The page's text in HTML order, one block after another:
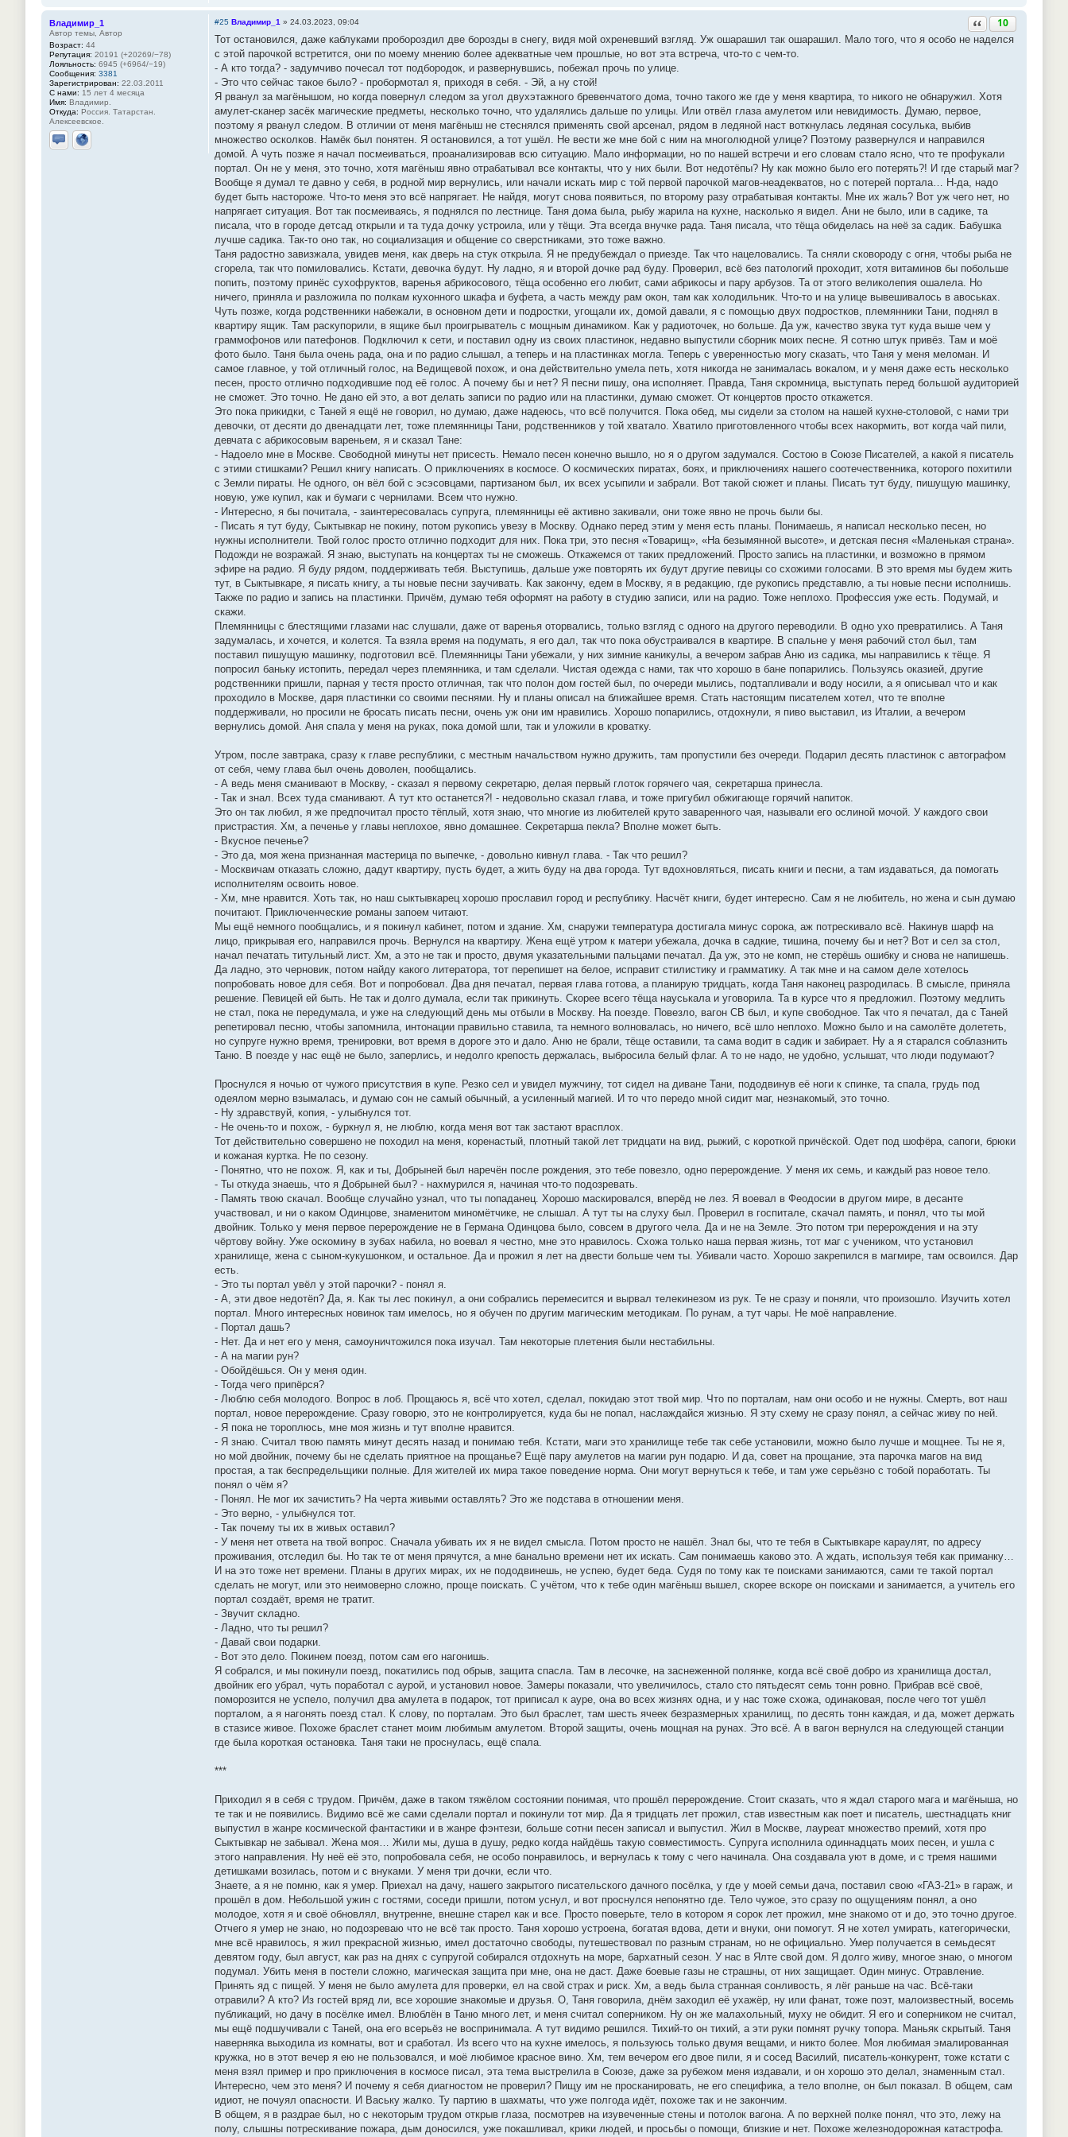
Владимир_1
Автор темы, Автор
Возраст: 44
Репутация: 20191 (+20269/−78)
Лояльность: 6945 (+6964/−19)
Сообщения: 3381
Зарегистрирован: 22.03.2011
С нами: 15 лет 4 месяца
Имя: Владимир.
Откуда: Россия. Татарстан.
Алексеевское.
Отправить личное сообщение
Сайт
Ответить с цитатой
10
#25 Владимир_1 » 24.03.2023, 09:04
Тот остановился, даже каблуками пробороздил две борозды в снегу, видя мой охреневший взгляд. Уж ошарашил так ошарашил. Мало того, что я особо не наделся
с этой парочкой встретится, они по моему мнению более адекватные чем прошлые, но вот эта встреча, что-то с чем-то.
- А кто тогда? - задумчиво почесал тот подбородок, и развернувшись, побежал прочь по улице.
- Это что сейчас такое было? - пробормотал я, приходя в себя. - Эй, а ну стой!
Я рванул за магёнышом, но когда повернул следом за угол двухэтажного бревенчатого дома, точно такого же где у меня квартира, то никого не обнаружил. Хотя
амулет-сканер засёк магические предметы, несколько точно, что удалялись дальше по улицы. Или отвёл глаза амулетом или невидимость. Думаю, первое,
поэтому я рванул следом. В отличии от меня магёныш не стеснялся применять свой арсенал, рядом в ледяной наст воткнулась ледяная сосулька, выбив
множество осколков. Намёк был понятен. Я остановился, а тот ушёл. Не вести же мне бой с ним на многолюдной улице? Поэтому развернулся и направился
домой. А чуть позже я начал посмеиваться, проанализировав всю ситуацию. Мало информации, но по нашей встречи и его словам стало ясно, что те профукали
портал. Он не у меня, это точно, хотя магёныш явно отрабатывал все контакты, что у них были. Вот недотёпы? Ну как можно было его потерять?! И где старый маг?
Вообще я думал те давно у себя, в родной мир вернулись, или начали искать мир с той первой парочкой магов-неадекватов, но с потерей портала… Н-да, надо
будет быть настороже. Что-то меня это всё напрягает. Не найдя, могут снова появиться, по второму разу отрабатывая контакты. Мне их жаль? Вот уж чего нет, но
напрягает ситуация. Вот так посмеиваясь, я поднялся по лестнице. Таня дома была, рыбу жарила на кухне, насколько я видел. Ани не было, или в садике, та
писала, что в городе детсад открыли и та туда дочку устроила, или у тёщи. Эта всегда внучке рада. Таня писала, что тёща обиделась на неё за садик. Бабушка
лучше садика. Так-то оно так, но социализация и общение со сверстниками, это тоже важно.
Таня радостно завизжала, увидев меня, как дверь на стук открыла. Я не предубеждал о приезде. Так что нацеловались. Та сняли сковороду с огня, чтобы рыба не
сгорела, так что помиловались. Кстати, девочка будут. Ну ладно, я и второй дочке рад буду. Проверил, всё без патологий проходит, хотя витаминов бы побольше
попить, поэтому принёс сухофруктов, варенья абрикосового, тёща особенно его любит, сами абрикосы и пару арбузов. Та от этого великолепия ошалела. Но
ничего, приняла и разложила по полкам кухонного шкафа и буфета, а часть между рам окон, там как холодильник. Что-то и на улице вывешивалось в авоськах.
Чуть позже, когда родственники набежали, в основном дети и подростки, угощали их, домой давали, я с помощью двух подростков, племянники Тани, поднял в
квартиру ящик. Там раскупорили, в ящике был проигрыватель с мощным динамиком. Как у радиоточек, но больше. Да уж, качество звука тут куда выше чем у
граммофонов или патефонов. Подключил к сети, и поставил одну из своих пластинок, недавно выпустили сборник моих песне. Я сотню штук привёз. Там и моё
фото было. Таня была очень рада, она и по радио слышал, а теперь и на пластинках могла. Теперь с уверенностью могу сказать, что Таня у меня меломан. И
самое главное, у той отличный голос, на Ведищевой похож, и она действительно умела петь, хотя никогда не занималась вокалом, и у меня даже есть несколько
песен, просто отлично подходившие под её голос. А почему бы и нет? Я песни пишу, она исполняет. Правда, Таня скромница, выступать перед большой аудиторией
не сможет. Это точно. Не дано ей это, а вот делать записи по радио или на пластинки, думаю сможет. От концертов просто откажется.
Это пока прикидки, с Таней я ещё не говорил, но думаю, даже надеюсь, что всё получится. Пока обед, мы сидели за столом на нашей кухне-столовой, с нами три
девочки, от десяти до двенадцати лет, тоже племянницы Тани, родственников у той хватало. Хватило приготовленного чтобы всех накормить, вот когда чай пили,
девчата с абрикосовым вареньем, я и сказал Тане:
- Надоело мне в Москве. Свободной минуты нет присесть. Немало песен конечно вышло, но я о другом задумался. Состою в Союзе Писателей, а какой я писатель
с этими стишками? Решил книгу написать. О приключениях в космосе. О космических пиратах, боях, и приключениях нашего соотечественника, которого похитили
с Земли пираты. Не одного, он вёл бой с эсэсовцами, партизаном был, их всех усыпили и забрали. Вот такой сюжет и планы. Писать тут буду, пишущую машинку,
новую, уже купил, как и бумаги с чернилами. Всем что нужно.
- Интересно, я бы почитала, - заинтересовалась супруга, племянницы её активно закивали, они тоже явно не прочь были бы.
- Писать я тут буду, Сыктывкар не покину, потом рукопись увезу в Москву. Однако перед этим у меня есть планы. Понимаешь, я написал несколько песен, но
нужны исполнители. Твой голос просто отлично подходит для них. Пока три, это песня «Товарищ», «На безымянной высоте», и детская песня «Маленькая страна».
Подожди не возражай. Я знаю, выступать на концертах ты не сможешь. Откажемся от таких предложений. Просто запись на пластинки, и возможно в прямом
эфире на радио. Я буду рядом, поддерживать тебя. Выступишь, дальше уже повторять их будут другие певицы со схожими голосами. В это время мы будем жить
тут, в Сыктывкаре, я писать книгу, а ты новые песни заучивать. Как закончу, едем в Москву, я в редакцию, где рукопись представлю, а ты новые песни исполнишь.
Также по радио и запись на пластинки. Причём, думаю тебя оформят на работу в студию записи, или на радио. Тоже неплохо. Профессия уже есть. Подумай, и
скажи.
Племянницы с блестящими глазами нас слушали, даже от варенья оторвались, только взгляд с одного на другого переводили. В одно ухо превратились. А Таня
задумалась, и хочется, и колется. Та взяла время на подумать, я его дал, так что пока обустраивался в квартире. В спальне у меня рабочий стол был, там
поставил пишущую машинку, подготовил всё. Племянницы Тани убежали, у них зимние каникулы, а вечером забрав Аню из садика, мы направились к тёще. Я
попросил баньку истопить, передал через племянника, и там сделали. Чистая одежда с нами, так что хорошо в бане попарились. Пользуясь оказией, другие
родственники пришли, парная у тестя просто отличная, так что полон дом гостей был, по очереди мылись, подтапливали и воду носили, а я описывал что и как
проходило в Москве, даря пластинки со своими песнями. Ну и планы описал на ближайшее время. Стать настоящим писателем хотел, что те вполне
поддерживали, но просили не бросать писать песни, очень уж они им нравились. Хорошо попарились, отдохнули, я пиво выставил, из Италии, а вечером
вернулись домой. Аня спала у меня на руках, пока домой шли, так и уложили в кроватку.
Утром, после завтрака, сразу к главе республики, с местным начальством нужно дружить, там пропустили без очереди. Подарил десять пластинок с автографом
от себя, чему глава был очень доволен, пообщались.
- А ведь меня сманивают в Москву, - сказал я первому секретарю, делая первый глоток горячего чая, секретарша принесла.
- Так и знал. Всех туда сманивают. А тут кто останется?! - недовольно сказал глава, и тоже пригубил обжигающе горячий напиток.
Это он так любил, я же предпочитал просто тёплый, хотя знаю, что многие из любителей круто заваренного чая, называли его ослиной мочой. У каждого свои
пристрастия. Хм, а печенье у главы неплохое, явно домашнее. Секретарша пекла? Вполне может быть.
- Вкусное печенье?
- Это да, моя жена признанная мастерица по выпечке, - довольно кивнул глава. - Так что решил?
- Москвичам отказать сложно, дадут квартиру, пусть будет, а жить буду на два города. Тут вдохновляться, писать книги и песни, а там издаваться, да помогать
исполнителям освоить новое.
- Хм, мне нравится. Хоть так, но наш сыктывкарец хорошо прославил город и республику. Насчёт книги, будет интересно. Сам я не любитель, но жена и сын думаю
почитают. Приключенческие романы запоем читают.
Мы ещё немного пообщались, и я покинул кабинет, потом и здание. Хм, снаружи температура достигала минус сорока, аж потрескивало всё. Накинув шарф на
лицо, прикрывая его, направился прочь. Вернулся на квартиру. Жена ещё утром к матери убежала, дочка в садкие, тишина, почему бы и нет? Вот и сел за стол,
начал печатать титульный лист. Хм, а это не так и просто, двумя указательными пальцами печатал. Да уж, это не комп, не стерёшь ошибку и снова не напишешь.
Да ладно, это черновик, потом найду какого литератора, тот перепишет на белое, исправит стилистику и грамматику. А так мне и на самом деле хотелось
попробовать новое для себя. Вот и попробовал. Два дня печатал, первая глава готова, а планирую тридцать, когда Таня наконец разродилась. В смысле, приняла
решение. Певицей ей быть. Не так и долго думала, если так прикинуть. Скорее всего тёща науськала и уговорила. Та в курсе что я предложил. Поэтому медлить
не стал, пока не передумала, и уже на следующий день мы отбыли в Москву. На поезде. Повезло, вагон СВ был, и купе свободное. Так что я печатал, да с Таней
репетировал песню, чтобы запомнила, интонации правильно ставила, та немного волновалась, но ничего, всё шло неплохо. Можно было и на самолёте долететь,
но супруге нужно время, тренировки, вот время в дороге это и дало. Аню не брали, тёще оставили, та сама водит в садик и забирает. Ну а я старался соблазнить
Таню. В поезде у нас ещё не было, заперлись, и недолго крепость держалась, выбросила белый флаг. А то не надо, не удобно, услышат, что люди подумают?
Проснулся я ночью от чужого присутствия в купе. Резко сел и увидел мужчину, тот сидел на диване Тани, пододвинув её ноги к спинке, та спала, грудь под
одеялом мерно взымалась, и думаю сон не самый обычный, а усиленный магией. И то что передо мной сидит маг, незнакомый, это точно.
- Ну здравствуй, копия, - улыбнулся тот.
- Не очень-то и похож, - буркнул я, не люблю, когда меня вот так застают врасплох.
Тот действительно совершено не походил на меня, коренастый, плотный такой лет тридцати на вид, рыжий, с короткой причёской. Одет под шофёра, сапоги, брюки
и кожаная куртка. Не по сезону.
- Понятно, что не похож. Я, как и ты, Добрыней был наречён после рождения, это тебе повезло, одно перерождение. У меня их семь, и каждый раз новое тело.
- Ты откуда знаешь, что я Добрыней был? - нахмурился я, начиная что-то подозревать.
- Память твою скачал. Вообще случайно узнал, что ты попаданец. Хорошо маскировался, вперёд не лез. Я воевал в Феодосии в другом мире, в десанте
участвовал, и ни о каком Одинцове, знаменитом миномётчике, не слышал. А тут ты на слуху был. Проверил в госпитале, скачал память, и понял, что ты мой
двойник. Только у меня первое перерождение не в Германа Одинцова было, совсем в другого чела. Да и не на Земле. Это потом три перерождения и на эту
чёртову войну. Уже оскомину в зубах набила, но воевал я честно, мне это нравилось. Схожа только наша первая жизнь, тот маг с учеником, что установил
хранилище, жена с сыном-кукушонком, и остальное. Да и прожил я лет на двести больше чем ты. Убивали часто. Хорошо закрепился в магмире, там освоился. Дар
есть.
- Это ты портал увёл у этой парочки? - понял я.
- А, эти двое недотёп? Да, я. Как ты лес покинул, а они собрались перемесится и вырвал телекинезом из рук. Те не сразу и поняли, что произошло. Изучить хотел
портал. Много интересных новинок там имелось, но я обучен по другим магическим методикам. По рунам, а тут чары. Не моё направление.
- Портал дашь?
- Нет. Да и нет его у меня, самоуничтожился пока изучал. Там некоторые плетения были нестабильны.
- А на магии рун?
- Обойдёшься. Он у меня один.
- Тогда чего припёрся?
- Люблю себя молодого. Вопрос в лоб. Прощаюсь я, всё что хотел, сделал, покидаю этот твой мир. Что по порталам, нам они особо и не нужны. Смерть, вот наш
портал, новое перерождение. Сразу говорю, это не контролируется, куда бы не попал, наслаждайся жизнью. Я эту схему не сразу понял, а сейчас живу по ней.
- Я пока не тороплюсь, мне моя жизнь и тут вполне нравится.
- Я знаю. Считал твою память минут десять назад и понимаю тебя. Кстати, маги это хранилище тебе так себе установили, можно было лучше и мощнее. Ты не я,
но мой двойник, почему бы не сделать приятное на прощанье? Ещё пару амулетов на магии рун подарю. И да, совет на прощание, эта парочка магов на вид
простая, а так беспредельщики полные. Для жителей их мира такое поведение норма. Они могут вернуться к тебе, и там уже серьёзно с тобой поработать. Ты
понял о чём я?
- Понял. Не мог их зачистить? На черта живыми оставлять? Это же подстава в отношении меня.
- Это верно, - улыбнулся тот.
- Так почему ты их в живых оставил?
- У меня нет ответа на твой вопрос. Сначала убивать их я не видел смысла. Потом просто не нашёл. Знал бы, что те тебя в Сыктывкаре караулят, по адресу
проживания, отследил бы. Но так те от меня прячутся, а мне банально времени нет их искать. Сам понимаешь каково это. А ждать, используя тебя как приманку…
И на это тоже нет времени. Планы в других мирах, их не пододвинешь, не успею, будет беда. Судя по тому как те поисками занимаются, сами те такой портал
сделать не могут, или это неимоверно сложно, проще поискать. С учётом, что к тебе один магёныш вышел, скорее вскоре он поисками и занимается, а учитель его
портал создаёт, время не тратит.
- Звучит складно.
- Ладно, что ты решил?
- Давай свои подарки.
- Вот это дело. Покинем поезд, потом сам его нагонишь.
Я собрался, и мы покинули поезд, покатились под обрыв, защита спасла. Там в лесочке, на заснеженной полянке, когда всё своё добро из хранилища достал,
двойник его убрал, чуть поработал с аурой, и установил новое. Замеры показали, что увеличилось, стало сто пятьдесят семь тонн ровно. Прибрав всё своё,
поморозится не успело, получил два амулета в подарок, тот приписал к ауре, она во всех жизнях одна, и у нас тоже схожа, одинаковая, после чего тот ушёл
порталом, а я нагонять поезд стал. К слову, по порталам. Это был браслет, там шесть ячеек безразмерных хранилищ, по десять тонн каждая, и да, может держать
в стазисе живое. Похоже браслет станет моим любимым амулетом. Второй защиты, очень мощная на рунах. Это всё. А в вагон вернулся на следующей станции
где была короткая остановка. Таня таки не проснулась, ещё спала.
***
Приходил я в себя с трудом. Причём, даже в таком тяжёлом состоянии понимая, что прошёл перерождение. Стоит сказать, что я ждал старого мага и магёныша, но
те так и не появились. Видимо всё же сами сделали портал и покинули тот мир. Да я тридцать лет прожил, став известным как поет и писатель, шестнадцать книг
выпустил в жанре космической фантастики и в жанре фэнтези, больше сотни песен записал и выпустил. Жил в Москве, лауреат множество премий, хотя про
Сыктывкар не забывал. Жена моя… Жили мы, душа в душу, редко когда найдёшь такую совместимость. Супруга исполнила одиннадцать моих песен, и ушла с
этого направления. Ну неё её это, попробовала себя, не особо понравилось, и вернулась к тому с чего начинала. Она создавала уют в доме, и с тремя нашими
детишками возилась, потом и с внуками. У меня три дочки, если что.
Знаете, а я не помню, как я умер. Приехал на дачу, нашего закрытого писательского дачного посёлка, у где у моей семьи дача, поставил свою «ГАЗ-21» в гараж, и
прошёл в дом. Небольшой ужин с гостями, соседи пришли, потом уснул, и вот проснулся непонятно где. Тело чужое, это сразу по ощущениям понял, а оно
молодое, хотя я и своё обновлял, внутренне, внешне старел как и все. Просто поверьте, тело в котором я сорок лет прожил, мне знакомо от и до, это точно другое.
Отчего я умер не знаю, но подозреваю что не всё так просто. Таня хорошо устроена, богатая вдова, дети и внуки, они помогут. Я не хотел умирать, категорически,
мне всё нравилось, я жил прекрасной жизнью, имел достаточно свободы, путешествовал по разным странам, но не официально. Умер получается в семьдесят
девятом году, был август, как раз на днях с супругой собирался отдохнуть на море, бархатный сезон. У нас в Ялте свой дом. Я долго живу, многое знаю, о многом
подумал. Убить меня в постели сложно, магическая защита при мне, она не даст. Даже боевые газы не страшны, от них защищает. Один минус. Отравление.
Принять яд с пищей. У меня не было амулета для проверки, ел на свой страх и риск. Хм, а ведь была странная сонливость, я лёг раньше на час. Всё-таки
отравили? А кто? Из гостей вряд ли, все хорошие знакомые и друзья. О, Таня говорила, днём заходил её ухажёр, ну или фанат, тоже поэт, малоизвестный, восемь
публикаций, но дачу в посёлке имел. Влюблён в Таню много лет, и меня считал соперником. Ну он же малахольный, муху не обидит. Я его и соперником не считал,
мы ещё подшучивали с Таней, она его всерьёз не воспринимала. А тут видимо решился. Тихий-то он тихий, а эти руки помнят ручку топора. Маньяк скрытый. Таня
наверняка выходила из комнаты, вот и сработал. Из всего что на кухне имелось, я пользуюсь только двумя вещами, и никто более. Моя любимая эмалированная
кружка, но в этот вечер я ею не пользовался, и моё любимое красное вино. Хм, тем вечером его двое пили, я и сосед Василий, писатель-конкурент, тоже кстати с
меня взял пример и про приключения в космосе писал, эта тема выстрелила в Союзе, даже за рубежом меня издавали, и он хорошо это делал, знаменным стал.
Интересно, чем это меня? И почему я себя диагностом не проверил? Пищу им не просканировать, не его специфика, а тело вполне, он был показал. В общем, сам
идиот, не почуял опасности. И Ваську жалко. Ту партию в шахматы, что уже полгода идёт, похоже так и не закончим.
В общем, я в раздрае был, но с некоторым трудом открыв глаза, посмотрев на изувеченные стены и потолок вагона. А по верхней полке понял, что это, лежу на
полу, слышны потрескивание пожара, дым доносился, уже покашливал, крики людей, и просьбы о помощи, близкие и нет. Похоже железнодорожная катастрофа.